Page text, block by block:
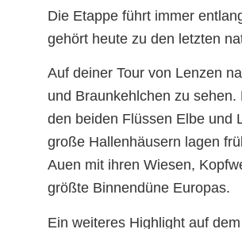
Die Etappe führt immer
gehört heute zu den letzten
Auf deiner Tour von Lenzen
und Braunkehlchen zu
den beiden Flüssen Elbe und
große Hallenhäusern lagen
Auen mit ihren Wiesen,
größte Binnendüne Europas.
Ein weiteres Highlight auf